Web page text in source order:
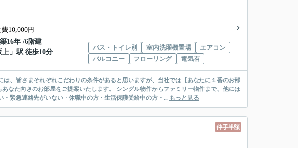
10,000円
16年 /6階建
上 」駅 徒歩10分
バス・トイレ別 室内洗濯機置場
エアコン
バルコニー
フローリング 電気有
たします。 シングル物件からファミリー物件まで、他には
紹介しております。 保証人がいない・緊急連絡先がいない・休職中の方・生活保護受給中の方・... もっと見る
仲手半額